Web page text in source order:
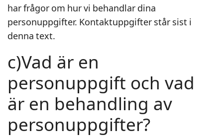
har frågor om hur vi behandlar dina
personuppgifter. Kontaktuppgifter står sist i
denna text.
c)Vad är en
personuppgift och vad
är en behandling av
personuppgifter?